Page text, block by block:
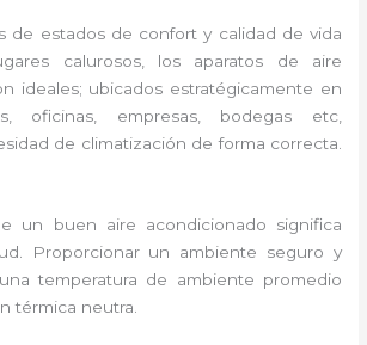
de estados de confort y calidad de vida
calurosos, los aparatos de aire
ideales; ubicados estratégicamente en
oficinas, empresas, bodegas etc,
de climatización de forma correcta.
un buen aire acondicionado significa
Proporcionar un ambiente seguro y
temperatura de ambiente promedio
térmica neutra.